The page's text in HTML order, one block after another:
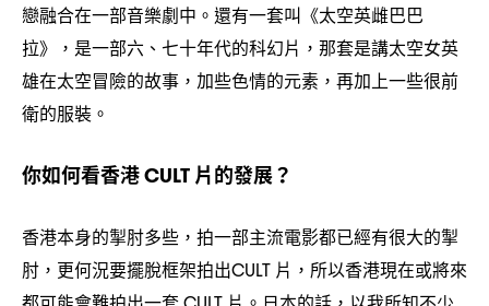
戀融合在一部音樂劇中。還有一套叫《太空英雌巴巴
拉》
， 是一部六、七十年代的科幻片 ， 那套是講太空女英
雄在太空冒險的故事 ， 加些色情的元素 ， 再加上一些很前
衛的服裝。
你如何看香港CULT片的發展？
香港本身的掣肘多些 ， 拍一部主流電影都已經有很大的掣
肘 ， 更何況要擺脫框架拍出CULT 片 ， 所以香港現在或將來